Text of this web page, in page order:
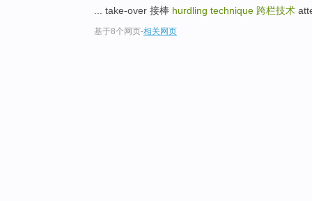
... take-over 接棒 hurdling technique 跨栏技术
基于8个网页-相关网页